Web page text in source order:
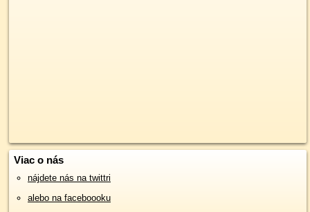
Viac o nás
nájdete nás na twittri
alebo na faceboooku